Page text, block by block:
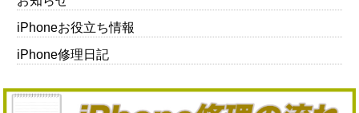
iPhoneお役立ち情報
iPhone修理日記